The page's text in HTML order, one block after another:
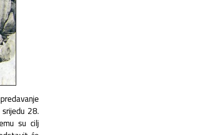
28.
su cilj